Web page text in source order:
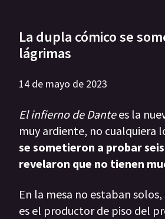
La dupla cómico se
lágrimas
14 de mayo de 2023
El infierno de Dantees la
muy ardiente, no cualquiera
se sometieron a probar
revelaron que no tienen
En la mesa no estaban
es el productor de piso del